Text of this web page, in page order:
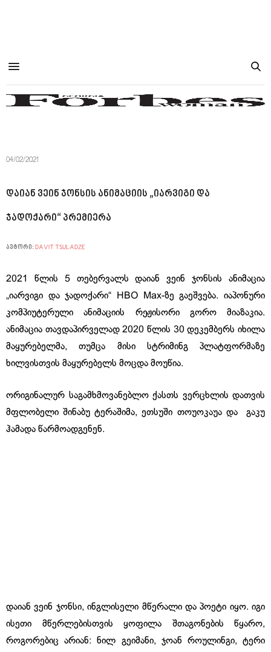
04/02/2021
დაიან ვეინ ჯონსის ანიმაციის „იარვიგი და
ჯადოქარი“ პრემიერა
ავტორი: DAVIT TSULADZE
2021 წლის 5 თებერვალს დაიან ვეინ ჯონსის ანიმაცია
„იარვიგი და ჯადოქარი“ HBO Max-ზე გაეშვება. იაპონური
კომპიუტერული ანიმაციის რეჟისორი გორო მიაზაკია.
ანიმაცია თავდაპირველად 2020 წლის 30 დეკემბერს იხილა
მაყურებელმა, თუმცა მისი სტრიმინგ პლატფორმაზე
ხილვისთვის მაყურებელს მოცდა მოუწია.
ორიგინალურ საგამხმოვანებლო ქასთს ვერცხლის დათვის
მფლობელი შინაბუ ტერაშიმა, ეთსუში თოუოკაუა და გაკუ
ჰამადა წარმოადგენენ.
დაიან ვეინ ჯონსი, ინგლისელი მწერალი და პოეტი იყო. იგი
ისეთი მწერლებისთვის ყოფილა შთაგონების წყარო,
როგორებიც არიან: ნილ გეიმანი, ჯოან როულინგი, ტერი